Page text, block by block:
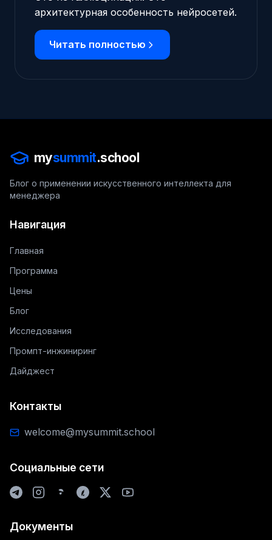
архитектурная особенность нейросетей.
Читать полностью
mysummit.school
Блог о применении искусственного интеллекта для
менеджера
Навигация
Главная
Программа
Цены
Блог
Исследования
Промпт-инжиниринг
Дайджест
Контакты
welcome@mysummit.school
Социальные сети
Документы